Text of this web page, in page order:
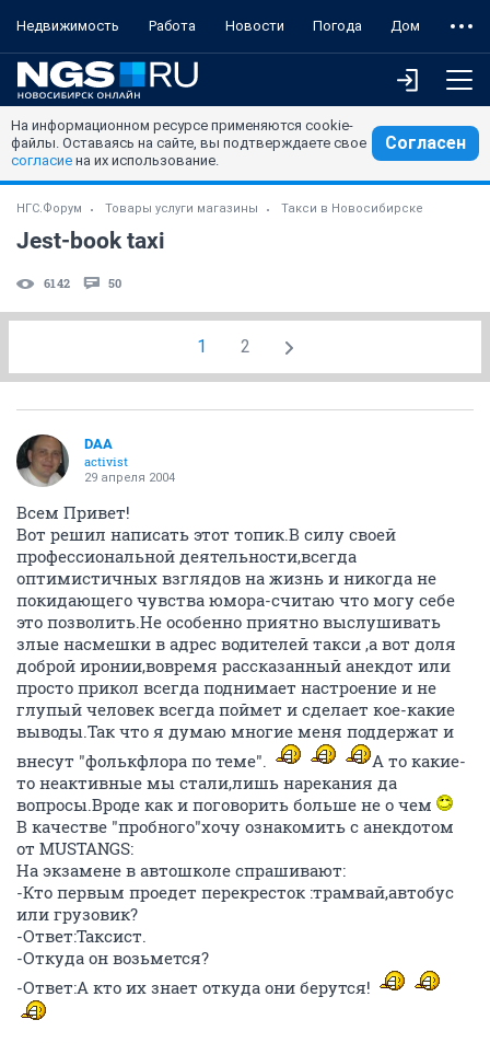
Недвижимость Работа Новости Погода Дом
На информационном ресурсе применяются cookie-
файлы. Оставаясь на сайте, вы подтверждаете свое
согласие на их использование.
Согласен
НГС.Форум Товары услуги магазины Такси в Новосибирске
Jest-book taхi
6142 50
1 2
DAA
activist
29 апреля 2004
Всем Привет!
Вот решил написать этот топик.В силу своей
профессиональной деятельности,всегда
оптимистичных взглядов на жизнь и никогда не
покидающего чувства юмора-считаю что могу себе
это позволить.Не особенно приятно выслушивать
злые насмешки в адрес водителей такси ,а вот доля
доброй иронии,вовремя рассказанный анекдот или
просто прикол всегда поднимает настроение и не
глупый человек всегда поймет и сделает кое-какие
выводы.Так что я думаю многие меня поддержат и
внесут "фолькфлора по теме".
А то какие-
то неактивные мы стали,лишь нарекания да
вопросы.Вроде как и поговорить больше не о чем
В качестве "пробного"хочу ознакомить с анекдотом
от MUSTANGS:
На экзамене в автошколе спрашивают:
-Кто первым проедет перекресток :трамвай,автобус
или грузовик?
-Ответ:Таксист.
-Откуда он возьмется?
-Ответ:А кто их знает откуда они берутся!